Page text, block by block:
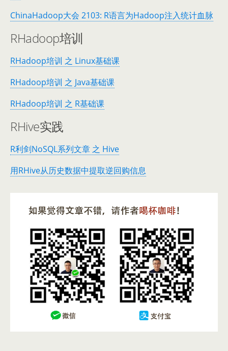
ChinaHadoop大会 2103: R语言为Hadoop注入统计血脉
RHadoop培训
RHadoop培训 之 Linux基础课
RHadoop培训 之 Java基础课
RHadoop培训 之 R基础课
RHive实践
R利剑NoSQL系列文章 之 Hive
用RHive从历史数据中提取逆回购信息